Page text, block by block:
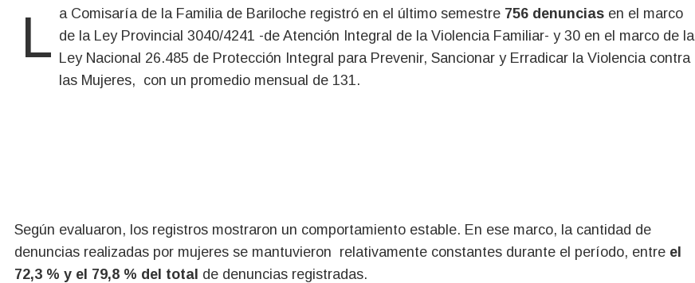
La Comisaría de la Familia de Bariloche registró en el último semestre 756 denuncias en el marco
de la Ley Provincial 3040/4241 -de Atención Integral de la Violencia Familiar- y 30 en el marco de la
Ley Nacional 26.485 de Protección Integral para Prevenir, Sancionar y Erradicar la Violencia contra
las Mujeres, con un promedio mensual de 131.
Según evaluaron, los registros mostraron un comportamiento estable. En ese marco, la cantidad de
denuncias realizadas por mujeres se mantuvieron relativamente constantes durante el período, entre el
72,3 % y el 79,8 % del total de denuncias registradas.